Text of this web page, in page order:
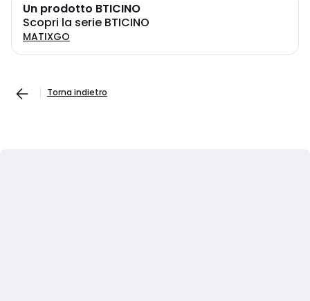
Un prodotto BTICINO
Scopri la serie BTICINO
MATIXGO
Torna indietro